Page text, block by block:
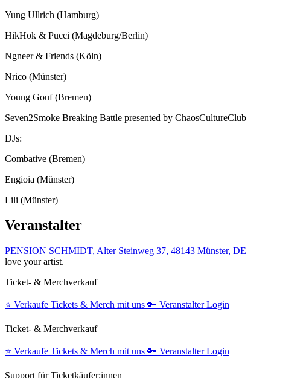
Yung Ullrich (Hamburg)
HikHok & Pucci (Magdeburg/Berlin)
Ngneer & Friends (Köln)
Nrico (Münster)
Young Gouf (Bremen)
Seven2Smoke Breaking Battle presented by ChaosCultureClub
DJs:
Combative (Bremen)
Engioia (Münster)
Lili (Münster)
Veranstalter
PENSION SCHMIDT, Alter Steinweg 37, 48143 Münster, DE
love your artist.
Ticket- & Merchverkauf
⭐️ Verkaufe Tickets & Merch mit uns 🔑 Veranstalter Login
Ticket- & Merchverkauf
⭐️ Verkaufe Tickets & Merch mit uns 🔑 Veranstalter Login
Support für Ticketkäufer:innen